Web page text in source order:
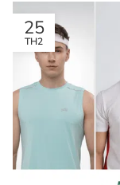
25
TH2